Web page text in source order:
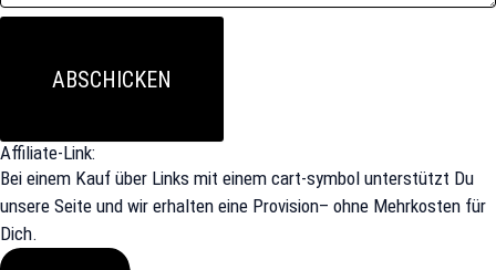
ABSCHICKEN
Affiliate-Link:
Bei einem Kauf über Links mit einem cart-symbol unterstützt Du
unsere Seite und wir erhalten eine Provision– ohne Mehrkosten für
Dich.